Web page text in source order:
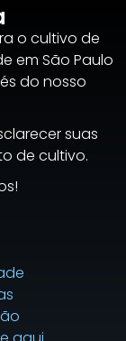
o cultivo de
em São Paulo
do nosso
suas
de cultivo.